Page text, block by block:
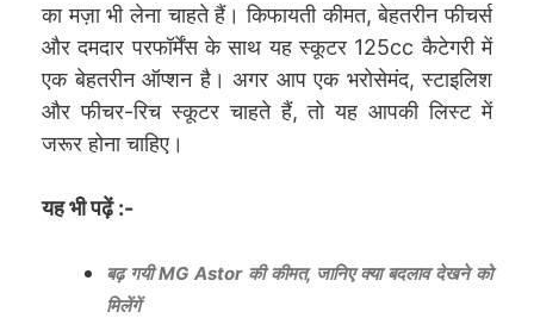
का मज़ा भी लेना चाहते हैं। किफायती कीमत, बेहतरीन फीचर्स
और दमदार परफॉर्मेंस के साथ यह स्कूटर 125cc कैटेगरी में
एक बेहतरीन ऑप्शन है। अगर आप एक भरोसेमंद, स्टाइलिश
और फीचर-रिच स्कूटर चाहते हैं, तो यह आपकी लिस्ट में
जरूर होना चाहिए।
यह भी पढ़ें :-
बढ़ गयी MG Astor की कीमत, जानिए क्या बदलाव देखने को
मिलेंगें